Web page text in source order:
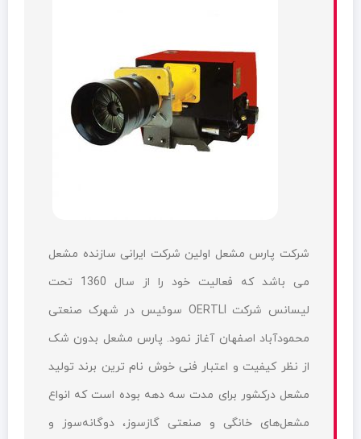
شرکت پارس مشعل اولین شرکت ایرانی سازنده مشعل
می باشد که فعالیت خود را از سال 1360 تحت
لیسانس شرکت OERTLI سوئیس در شهرک صنعتی
محمودآباد اصفهان آغاز نمود. پارس مشعل بدون شک
از نظر کیفیت و اعتبار فنی خوش نام ترین برند تولید
مشعل درکشور برای مدت سه دهه بوده است که انواع
مشعل‌های خانگی و صنعتی گازسوز، دو‌گانه‌سوز و